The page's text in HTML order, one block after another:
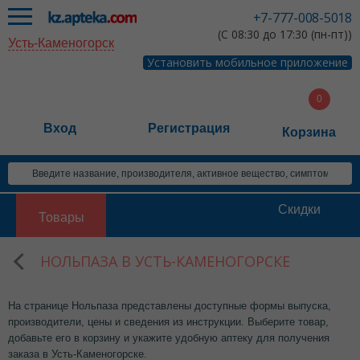
+7-777-008-5018
(С 08:30 до 17:30 (пн-пт))
Установить мобильное приложение
Усть-Каменогорск
Вход Регистрация Корзина
Товары
Скидки
НОЛЬПАЗА В УСТЬ-КАМЕНОГОРСКЕ
На странице Нольпаза представлены доступные формы выпуска,
производители, цены и сведения из инструкции. Выберите товар,
добавьте его в корзину и укажите удобную аптеку для получения
заказа в Усть-Каменогорске.